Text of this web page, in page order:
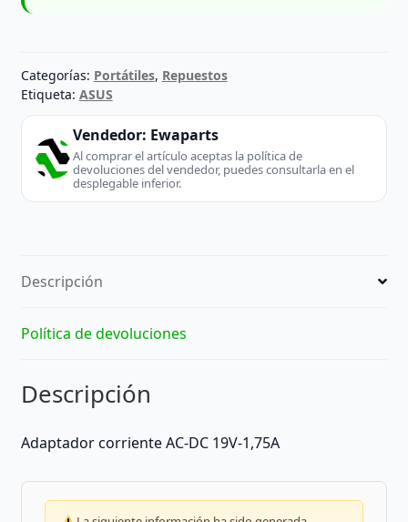
Categorías: Portátiles, Repuestos
Etiqueta: ASUS
Vendedor: Ewaparts
Al comprar el artículo aceptas la política de
devoluciones del vendedor, puedes consultarla en el
desplegable inferior.
Descripción
Política de devoluciones
Descripción
Adaptador corriente AC-DC 19V-1,75A